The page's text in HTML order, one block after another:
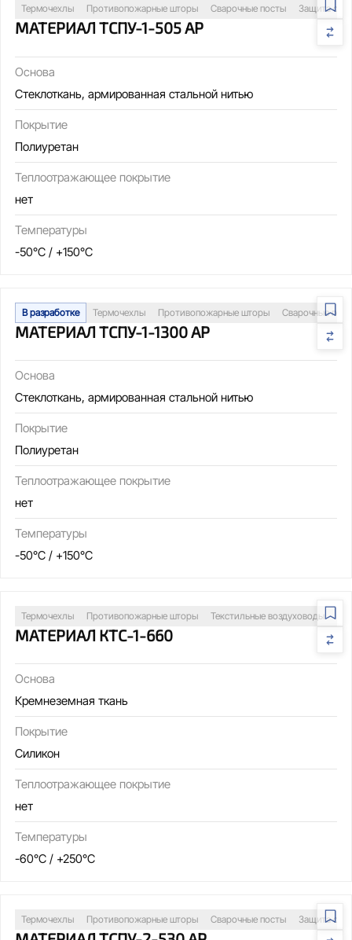
Термочехлы Противопожарные шторы Сварочные посты Защита
МАТЕРИАЛ ТСПУ-1-505 АР
Основа
Стеклоткань, армированная стальной нитью
Покрытие
Полиуретан
Теплоотражающее покрытие
нет
Температуры
-50°C / +150°C
В разработке Термочехлы Противопожарные шторы Сварочные
МАТЕРИАЛ ТСПУ-1-1300 АР
Основа
Стеклоткань, армированная стальной нитью
Покрытие
Полиуретан
Теплоотражающее покрытие
нет
Температуры
-50°C / +150°C
Термочехлы Противопожарные шторы Текстильные воздуховоды
МАТЕРИАЛ КТС-1-660
Основа
Кремнеземная ткань
Покрытие
Силикон
Теплоотражающее покрытие
нет
Температуры
-60°C / +250°C
Термочехлы Противопожарные шторы Сварочные посты Защита